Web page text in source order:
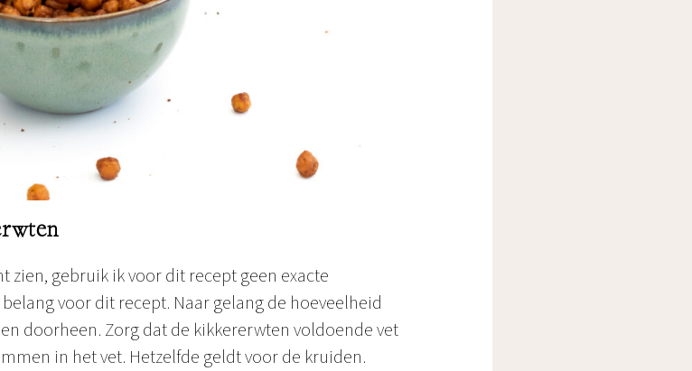
zien, gebruik ik voor dit recept geen exacte
voor dit recept. Naar gelang de hoeveelheid
doorheen. Zorg dat de kikkererwten voldoende vet
in het vet. Hetzelfde geldt voor de kruiden.